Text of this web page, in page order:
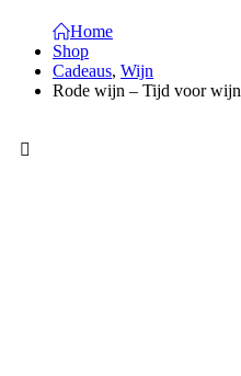
Home
Shop
Cadeaus, Wijn
Rode wijn – Tijd voor wijn